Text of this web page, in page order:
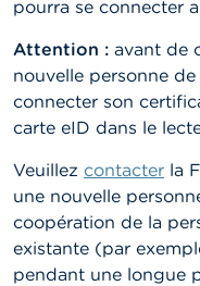
pourra se connecter
Attention : avant de
nouvelle personne
connecter son
carte eID dans le
Veuillez contacter la
une nouvelle
coopération de la
existante (par
pendant une longue